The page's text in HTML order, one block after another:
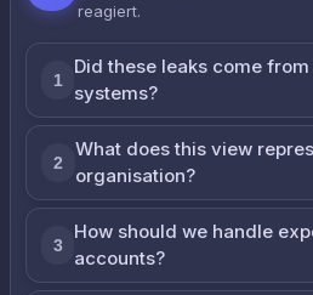
reagiert.
1
Did these leaks come
systems?
2
What does this view
organisation?
3
How should we handle
accounts?